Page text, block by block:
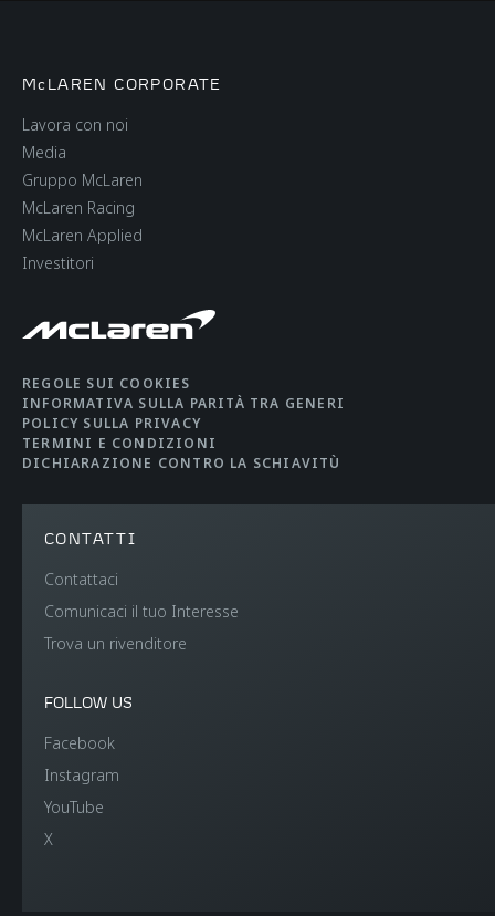
Peso DIN Kerb
McLAREN CORPORATE
Lavora con noi
Media
Gruppo McLaren
McLaren Racing
McLaren Applied
Investitori
REGOLE SUI COOKIES
INFORMATIVA SULLA PARITÀ TRA GENERI
POLICY SULLA PRIVACY
TERMINI E CONDIZIONI
DICHIARAZIONE CONTRO LA SCHIAVITÙ
CONTATTI
Contattaci
Comunicaci il tuo Interesse
Trova un rivenditore
FOLLOW US
Facebook
Instagram
YouTube
X